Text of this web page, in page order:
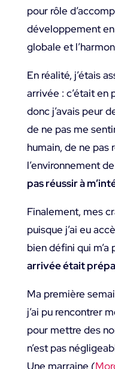
pour rôle
développement
globale et
En réalité, j’étais
arrivée : c’était
donc j’avais peur
de ne pas me
humain, de ne pas
l’environnement
pas réussir à
Finalement, mes
puisque j’ai eu
bien défini qui
arrivée était
Ma première
j’ai pu rencontrer
pour mettre des
n’est pas
Une marraine (